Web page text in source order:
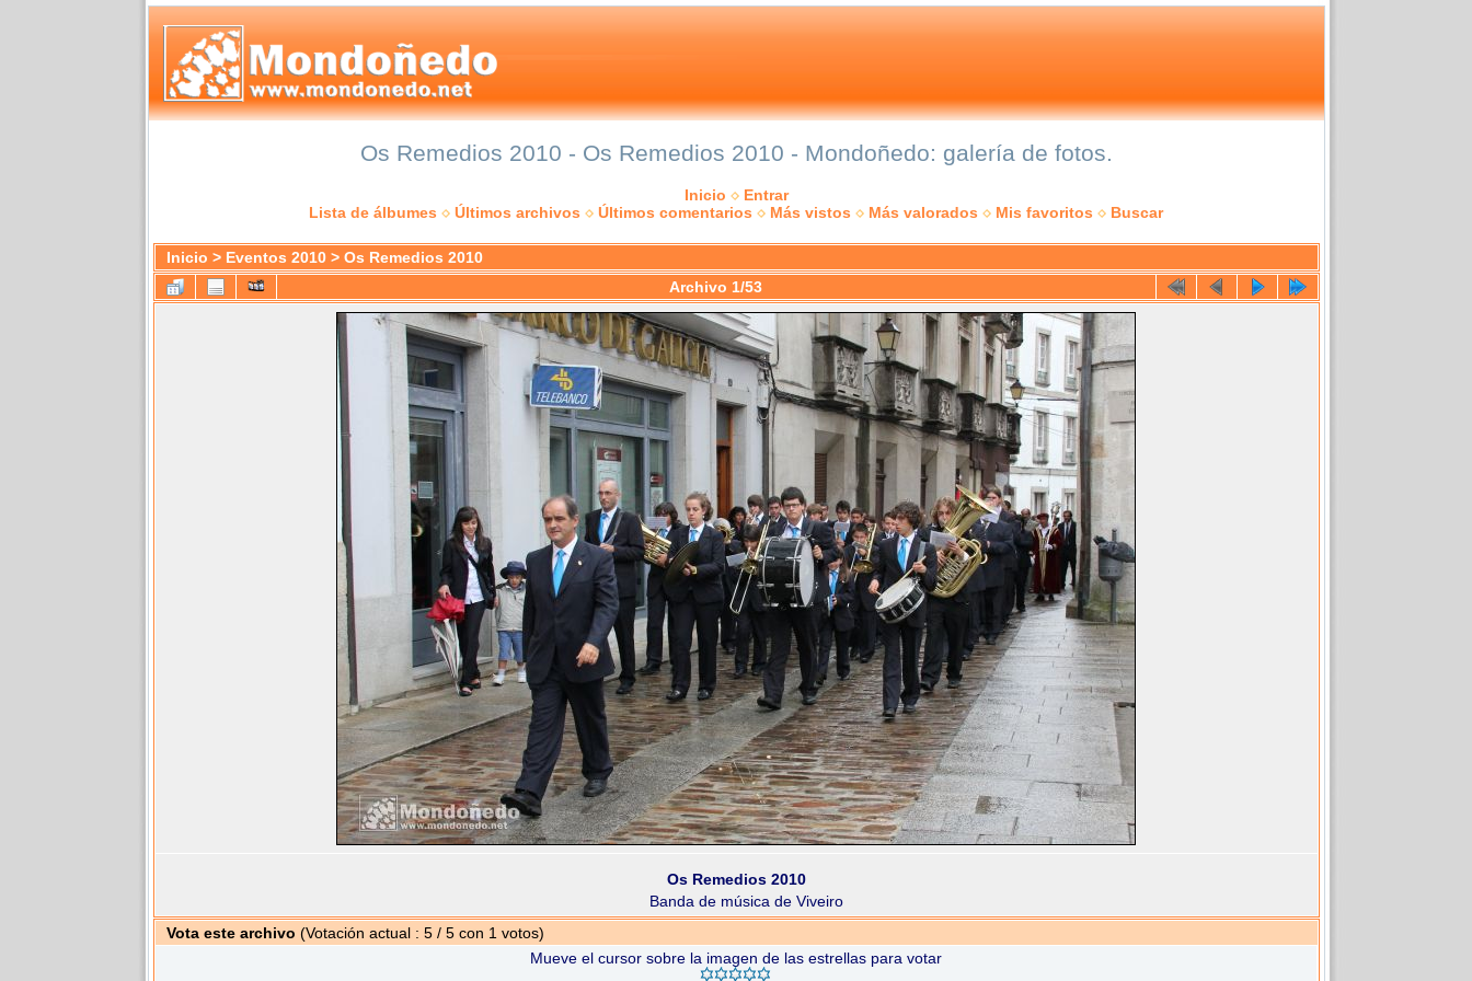
Os Remedios 2010 - Os Remedios 2010 - Mondoñedo: galería de fotos.
Inicio
Entrar
Lista de álbumes
Últimos archivos Últimos comentarios Más vistos Más valorados Mis favoritos Buscar
Inicio > Eventos 2010> Os Remedios 2010
Archivo 1/53
Os Remedios 2010
Banda de música de Viveiro
Vota este archivo (Votación actual : 5 / 5 con 1 votos)
Mueve el cursor sobre la imagen de las estrellas para votar